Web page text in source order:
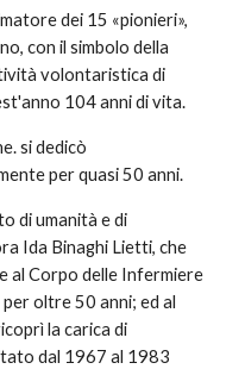
dei 15 «pionieri»,
con il simbolo della
volontaristica di
104 anni di vita.
si dedicò
per quasi 50 anni.
di umanità e di
Ida Binaghi Lietti, che
al Corpo delle Infermiere
oltre 50 anni; ed al
la carica di
dal 1967 al 1983